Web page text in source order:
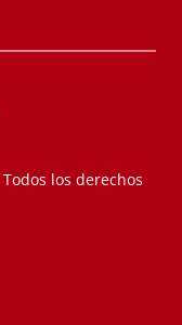
los derechos